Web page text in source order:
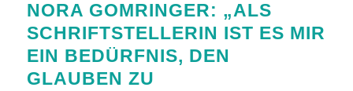
NORA GOMRINGER: „ALS
SCHRIFTSTELLERIN IST ES MIR
EIN BEDÜRFNIS, DEN
GLAUBEN ZU